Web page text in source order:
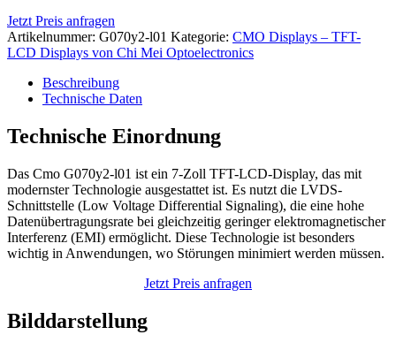
Jetzt Preis anfragen
Artikelnummer: G070y2-l01 Kategorie: CMO Displays – TFT-
LCD Displays von Chi Mei Optoelectronics
Beschreibung
Technische Daten
Technische Einordnung
Das Cmo G070y2-l01 ist ein 7-Zoll TFT-LCD-Display, das mit
modernster Technologie ausgestattet ist. Es nutzt die LVDS-
Schnittstelle (Low Voltage Differential Signaling), die eine hohe
Datenübertragungsrate bei gleichzeitig geringer elektromagnetischer
Interferenz (EMI) ermöglicht. Diese Technologie ist besonders
wichtig in Anwendungen, wo Störungen minimiert werden müssen.
Jetzt Preis anfragen
Bilddarstellung